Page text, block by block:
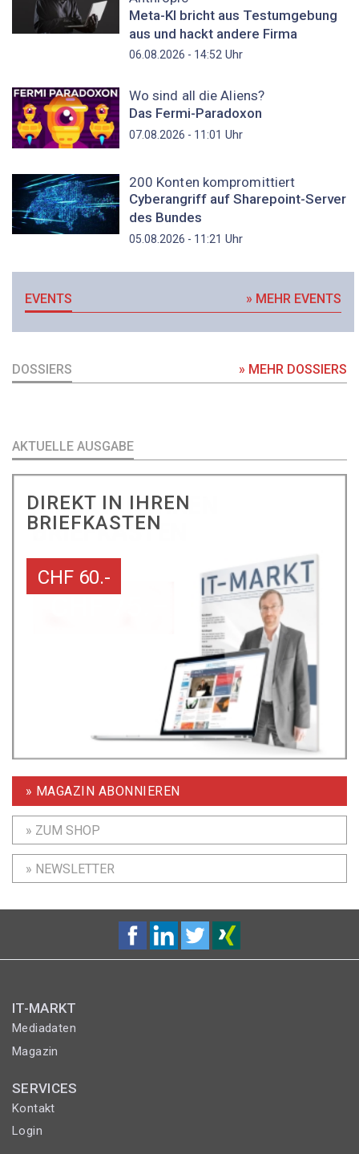
Meta-KI bricht aus Testumgebung
aus und hackt andere Firma
06.08.2026 - 14:52Uhr
Wo sind all die Aliens?
Das Fermi-Paradoxon
07.08.2026 - 11:01 Uhr
200 Konten kompromittiert
Cyberangriff auf Sharepoint-Server
des Bundes
05.08.2026 - 11:21 Uhr
EVENTS » MEHR EVENTS
DOSSIERS » MEHR DOSSIERS
AKTUELLE AUSGABE
DIREKT IN IHREN
BRIEFKASTEN
CHF 60.-
» MAGAZIN ABONNIEREN
» ZUM SHOP
» NEWSLETTER
IT-MARKT
Mediadaten
Magazin
SERVICES
Kontakt
Login